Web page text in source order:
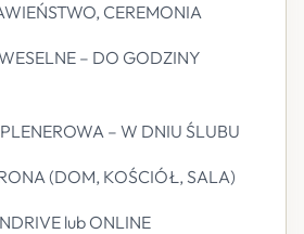
CEREMONIA
– DO GODZINY
– W DNIU ŚLUBU
(DOM, KOŚCIÓŁ, SALA)
lub ONLINE